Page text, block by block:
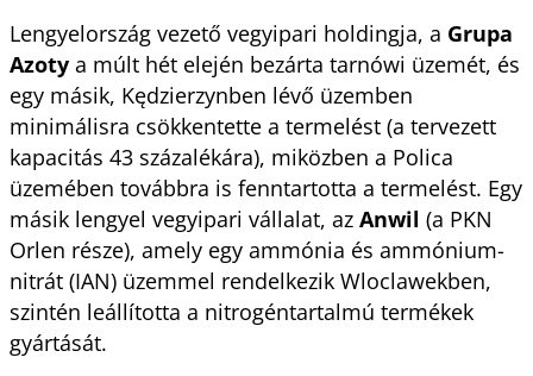
Lengyelország vezető vegyipari holdingja, a Grupa
Azoty a múlt hét elején bezárta tarnówi üzemét, és
egy másik, Kędzierzynben lévő üzemben
minimálisra csökkentette a termelést (a tervezett
kapacitás 43 százalékára), miközben a Polica
üzemében továbbra is fenntartotta a termelést. Egy
másik lengyel vegyipari vállalat, az Anwil (a PKN
Orlen része), amely egy ammónia és ammónium-
nitrát (IAN) üzemmel rendelkezik Wloclawekben,
szintén leállította a nitrogéntartalmú termékek
gyártását.